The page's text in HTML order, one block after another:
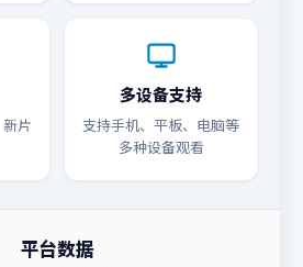
片
多设备支持
支持手机、平板、电脑等
多种设备观看
平台数据